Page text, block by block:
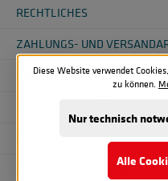
RECHTLICHES
ZAHLUNGS- UND
ÜBER UNS
UNSERE COMMUNITIES
Diese Website verwendet
zu können.
Nur technisch
Alle